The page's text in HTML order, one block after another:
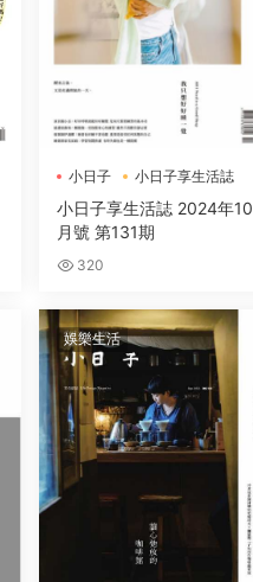
小日子 小日子享生活誌
小日子享生活誌 2024年10
月號 第131期
320
娛樂生活